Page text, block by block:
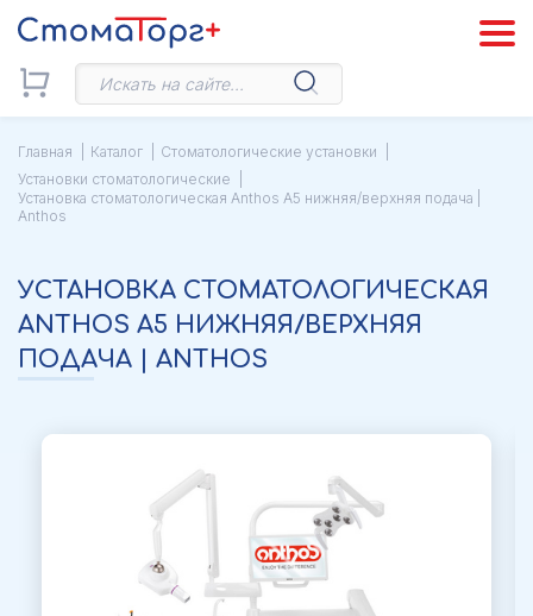
Главная Каталог
Стоматологические установки
Установки стоматологические
Установка стоматологическая Anthos A5 нижняя/верхняя подача |
Anthos
УСТАНОВКА СТОМАТОЛОГИЧЕСКАЯ
ANTHOS A5 НИЖНЯЯ/ВЕРХНЯЯ
ПОДАЧА | ANTHOS